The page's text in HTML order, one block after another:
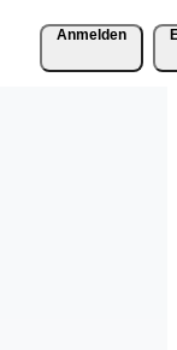
Anmelden